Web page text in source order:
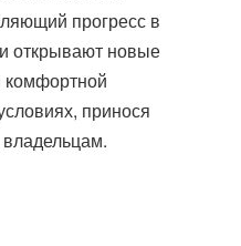
прогресс в
открывают новые
комфортной
принося
владельцам.